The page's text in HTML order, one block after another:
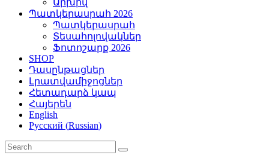
Արխիվ
Պատկերասրահ 2026
Պատկերասրահ
Տեսահոլովակներ
Ֆոտոշարք 2026
SHOP
Դասընթացներ
Լրատվամիջոցներ
Հետադարձ կապ
Հայերեն
English
Русский (Russian)